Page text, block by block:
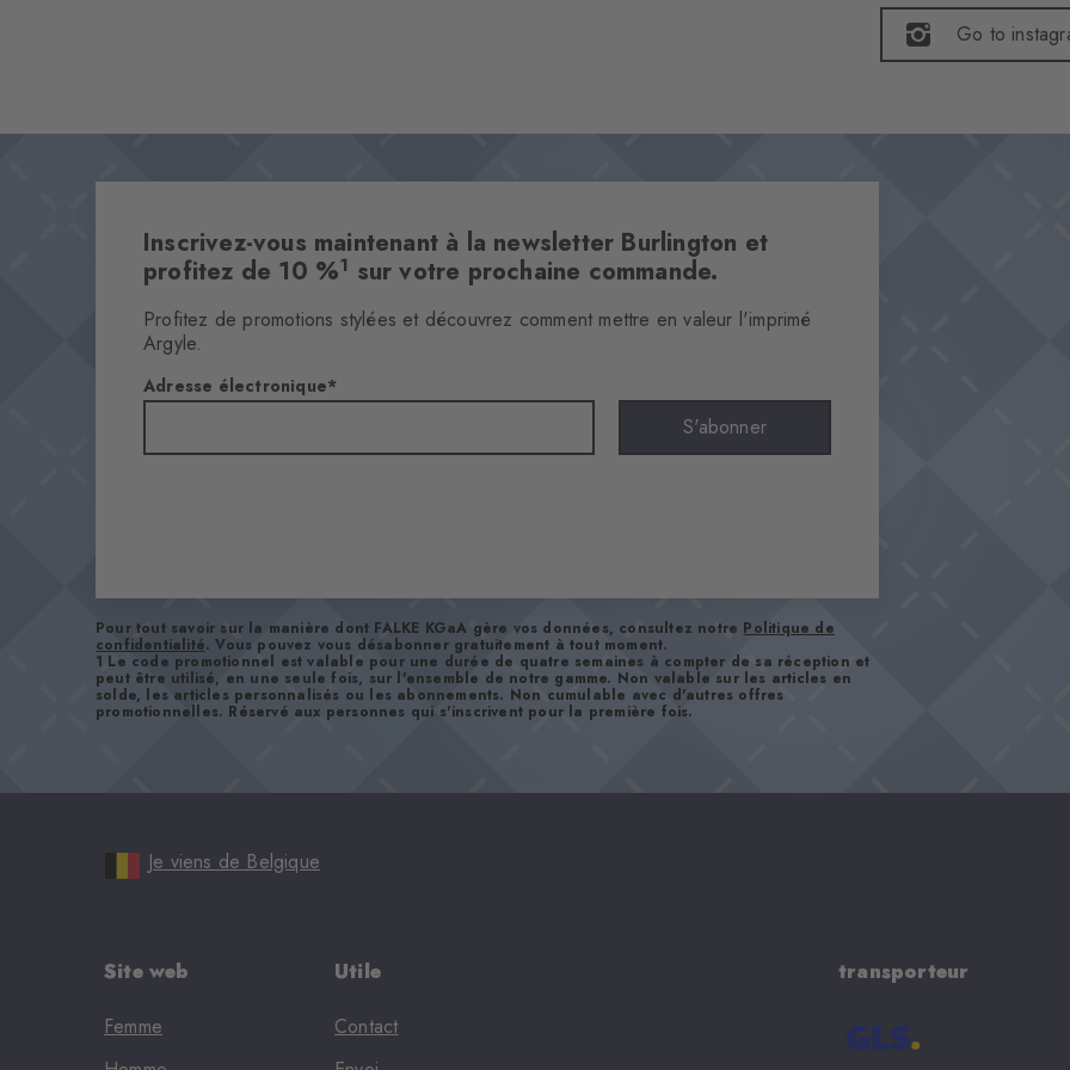
Go to
Inscrivez-vous maintenant à la newsletter Burlington et
profitez de 10 %1 sur votre prochaine commande.
Profitez de promotions stylées et découvrez comment mettre en valeur l'imprimé
Argyle.
Adresse électronique
S'abonner
Pour tout savoir sur la manière dont FALKE KGaA gère vos données, consultez notre Politique de
confidentialité. Vous pouvez vous désabonner gratuitement à tout moment.
1 Le code promotionnel est valable pour une durée de quatre semaines à compter de sa réception et
peut être utilisé, en une seule fois, sur l'ensemble de notre gamme. Non valable sur les articles en
solde, les articles personnalisés ou les abonnements. Non cumulable avec d'autres offres
promotionnelles. Réservé aux personnes qui s'inscrivent pour la première fois.
Je viens de Belgique
Site web
Femme
Utile
Contact
transporteur